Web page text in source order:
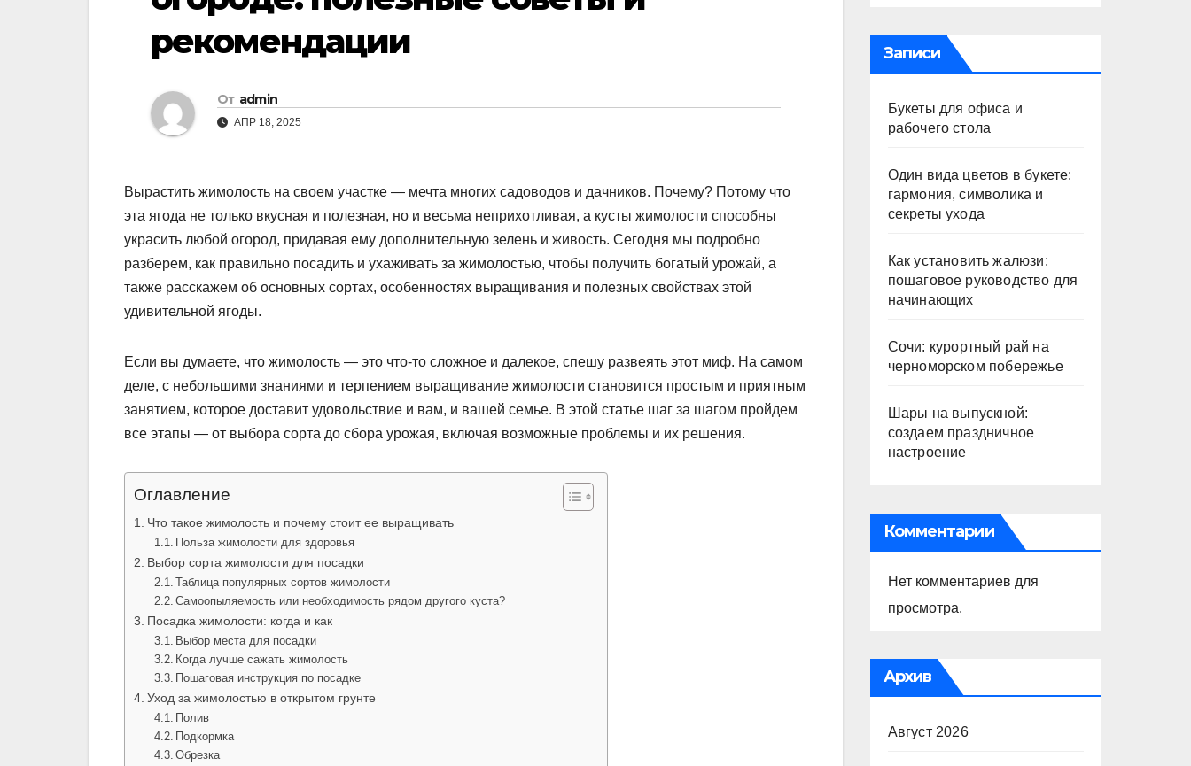
рекомендации
От admin
АПР 18, 2025
Вырастить жимолость на своем участке — мечта многих садоводов и дачников. Почему? Потому что
эта ягода не только вкусная и полезная, но и весьма неприхотливая, а кусты жимолости способны
украсить любой огород, придавая ему дополнительную зелень и живость. Сегодня мы подробно
разберем, как правильно посадить и ухаживать за жимолостью, чтобы получить богатый урожай, а
также расскажем об основных сортах, особенностях выращивания и полезных свойствах этой
удивительной ягоды.
Если вы думаете, что жимолость — это что-то сложное и далекое, спешу развеять этот миф. На самом
деле, с небольшими знаниями и терпением выращивание жимолости становится простым и приятным
занятием, которое доставит удовольствие и вам, и вашей семье. В этой статье шаг за шагом пройдем
все этапы — от выбора сорта до сбора урожая, включая возможные проблемы и их решения.
Оглавление
Что такое жимолость и почему стоит ее выращивать
Польза жимолости для здоровья
Выбор сорта жимолости для посадки
Таблица популярных сортов жимолости
Самоопыляемость или необходимость рядом другого куста?
Посадка жимолости: когда и как
Выбор места для посадки
Когда лучше сажать жимолость
Пошаговая инструкция по посадке
Уход за жимолостью в открытом грунте
Полив
Подкормка
Обрезка
Записи
Букеты для офиса и
рабочего стола
Один вида цветов в букете:
гармония, символика и
секреты ухода
Как установить жалюзи:
пошаговое руководство для
начинающих
Сочи: курортный рай на
черноморском побережье
Шары на выпускной:
создаем праздничное
настроение
Комментарии
Нет комментариев для
просмотра.
Архив
Август 2026